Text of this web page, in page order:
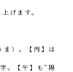
げます。
ま）。【丙】は
。【午】も”陽